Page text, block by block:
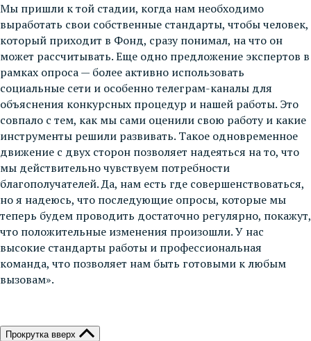
Мы пришли к той стадии, когда нам необходимо
выработать свои собственные стандарты, чтобы человек,
который приходит в Фонд, сразу понимал, на что он
может рассчитывать. Еще одно предложение экспертов в
рамках опроса — более активно использовать
социальные сети и особенно телеграм-каналы для
объяснения конкурсных процедур и нашей работы. Это
совпало с тем, как мы сами оценили свою работу и какие
инструменты решили развивать. Такое одновременное
движение с двух сторон позволяет надеяться на то, что
мы действительно чувствуем потребности
благополучателей. Да, нам есть где совершенствоваться,
но я надеюсь, что последующие опросы, которые мы
теперь будем проводить достаточно регулярно, покажут,
что положительные изменения произошли. У нас
высокие стандарты работы и профессиональная
команда, что позволяет нам быть готовыми к любым
вызовам».
Прокрутка вверх